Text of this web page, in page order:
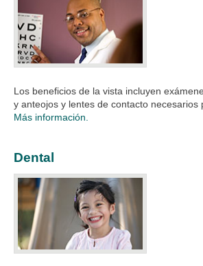
Los beneficios de la vista incluyen
y anteojos y lentes de contacto necesarios
Más información.
Dental